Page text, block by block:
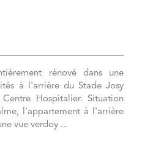
rénové dans une
à l'arrière du Stade Josy
Hospitalier. Situation
l'appartement à l'arrière
vue verdoy ...